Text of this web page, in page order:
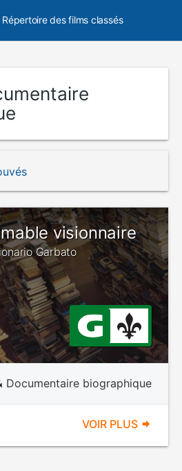
Répertoire des films classés
visionnaire
Garbato
Documentaire biographique
VOIR PLUS